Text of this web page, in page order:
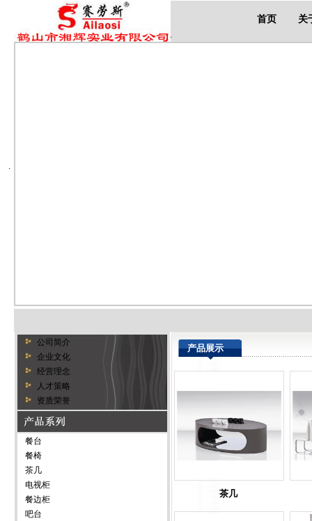
.
首页 关
.
公司简介
企业文化
经营理念
人才策略
资质荣誉
餐台
餐椅
茶几
电视柜
餐边柜
吧台
产品展示
茶几